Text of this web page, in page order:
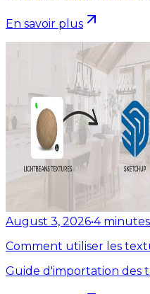
En savoir plus
August 3, 2026•4 minutes
Comment utiliser les
Guide d'importation des